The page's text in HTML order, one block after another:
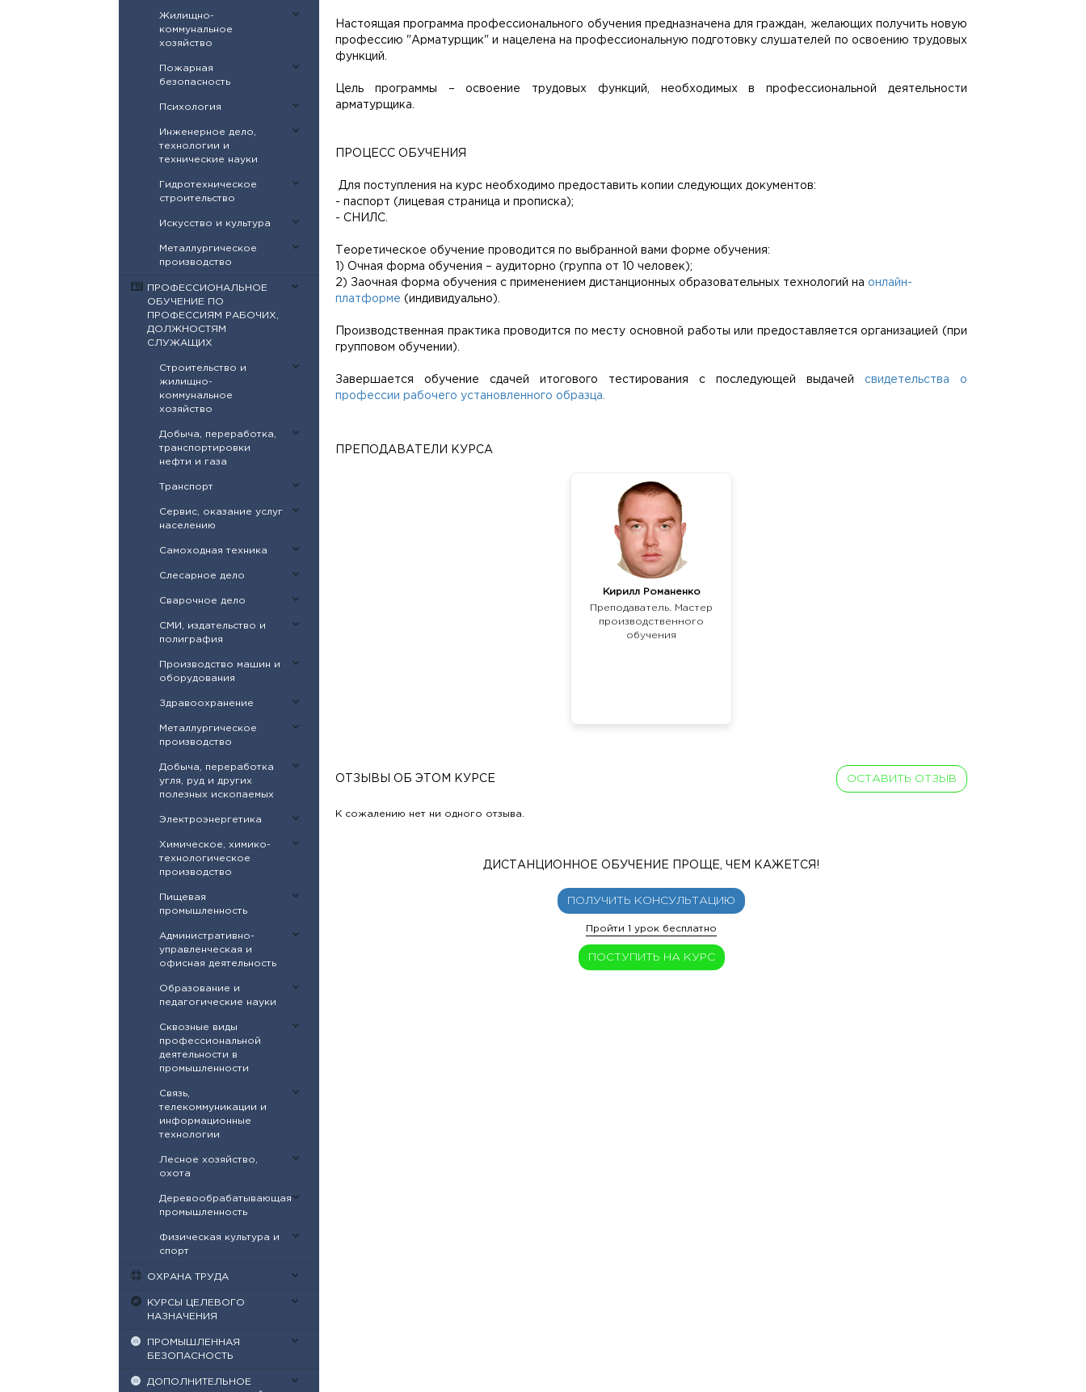
Жилищно-
коммунальное
хозяйство
Пожарная
безопасность
Психология
Инженерное дело,
технологии и
технические науки
Гидротехническое
строительство
Искусство и культура
Металлургическое
производство
ПРОФЕССИОНАЛЬНОЕ
ОБУЧЕНИЕ ПО
ПРОФЕССИЯМ РАБОЧИХ,
ДОЛЖНОСТЯМ
СЛУЖАЩИХ
Строительство и
жилищно-
коммунальное
хозяйство
Добыча, переработка,
транспортировки
нефти и газа
Транспорт
Сервис, оказание услуг
населению
Самоходная техника
Слесарное дело
Сварочное дело
СМИ, издательство и
полиграфия
Производство машин и
оборудования
Здравоохранение
Металлургическое
производство
Добыча, переработка
угля, руд и других
полезных ископаемых
Электроэнергетика
Химическое, химико-
технологическое
производство
Пищевая
промышленность
Административно-
управленческая и
офисная деятельность
Образование и
педагогические науки
Сквозные виды
профессиональной
деятельности в
промышленности
Связь,
телекоммуникации и
информационные
технологии
Лесное хозяйство,
охота
Деревообрабатывающая
промышленность
Физическая культура и
спорт
ОХРАНА ТРУДА
КУРСЫ ЦЕЛЕВОГО
НАЗНАЧЕНИЯ
ПРОМЫШЛЕННАЯ
БЕЗОПАСНОСТЬ
ДОПОЛНИТЕЛЬНОЕ
Настоящая программа профессионального обучения предназначена для граждан, желающих получить новую
профессию "Арматурщик" и нацелена на профессиональную подготовку слушателей по освоению трудовых
функций.
Цель программы – освоение трудовых функций, необходимых в профессиональной деятельности
арматурщика.
ПРОЦЕСС ОБУЧЕНИЯ
Для поступления на курс необходимо предоставить копии следующих документов:
- паспорт (лицевая страница и прописка);
- СНИЛС.
Теоретическое обучение проводится по выбранной вами форме обучения:
1) Очная форма обучения – аудиторно (группа от 10 человек);
2) Заочная форма обучения с применением дистанционных образовательных технологий на онлайн-
платформе (индивидуально).
Производственная практика проводится по месту основной работы или предоставляется организацией (при
групповом обучении).
Завершается обучение сдачей итогового тестирования с последующей выдачей свидетельства о
профессии рабочего установленного образца.
ПРЕПОДАВАТЕЛИ КУРСА
Кирилл Романенко
Преподаватель. Мастер
производственного
обучения
ОТЗЫВЫ ОБ ЭТОМ КУРСЕ ОСТАВИТЬ ОТЗЫВ
К сожалению нет ни одного отзыва.
ДИСТАНЦИОННОЕ ОБУЧЕНИЕ ПРОЩЕ, ЧЕМ КАЖЕТСЯ!
ПОЛУЧИТЬ КОНСУЛЬТАЦИЮ
Пройти 1 урок бесплатно
ПОСТУПИТЬ НА КУРС